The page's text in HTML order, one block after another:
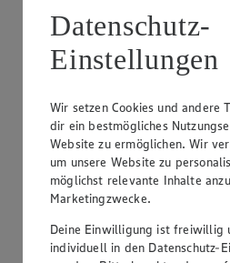
Datenschutz-
Einstellungen
Wir setzen Cookies und andere
dir ein bestmögliches
Website zu ermöglichen. Wir
um unsere Website zu
möglichst relevante Inhalte
Marketingzwecke.
Deine Einwilligung ist freiwillig
individuell in den Datenschutz-